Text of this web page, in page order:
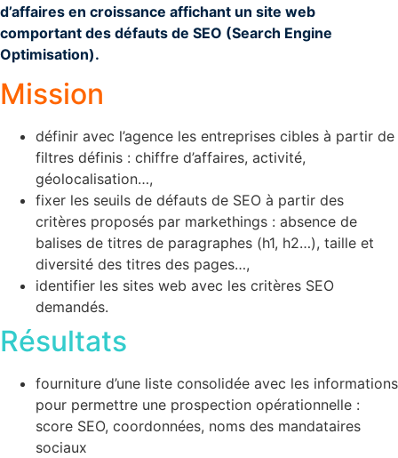
d’affaires en croissance affichant un site web
comportant des défauts de SEO (Search Engine
Optimisation).
Mission
définir avec l’agence les entreprises cibles à partir de
filtres définis : chiffre d’affaires, activité,
géolocalisation…,
fixer les seuils de défauts de SEO à partir des
critères proposés par markethings : absence de
balises de titres de paragraphes (h1, h2…), taille et
diversité des titres des pages…,
identifier les sites web avec les critères SEO
demandés.
Résultats
fourniture d’une liste consolidée avec les informations
pour permettre une prospection opérationnelle :
score SEO, coordonnées, noms des mandataires
sociaux